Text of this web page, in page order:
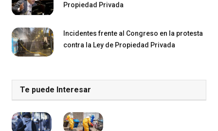
Propiedad Privada
Incidentes frente al Congreso en la protesta
contra la Ley de Propiedad Privada
Te puede Interesar